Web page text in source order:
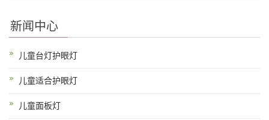
新闻中心
儿童台灯护眼灯
儿童适合护眼灯
儿童面板灯